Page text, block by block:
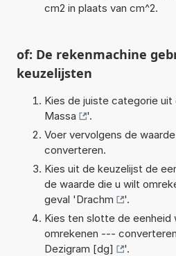
cm2 in plaats van cm^2.
of: De rekenmachine
keuzelijsten
Kies de juiste categorie
Massa
'.
Voer vervolgens de
converteren.
Kies uit de keuzelijst de
de waarde die u wilt
geval 'Drachm
'.
Kies ten slotte de eenheid
omrekenen ---
Dezigram [dg]
'.